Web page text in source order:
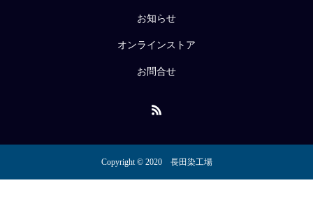
お知らせ
オンラインストア
お問合せ
Copyright © 2020 長田染工場